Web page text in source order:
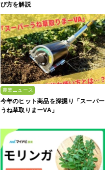
び方を解説
農業ニュース
今年のヒット商品を深掘り「スーパー
うね草取りまーVA」